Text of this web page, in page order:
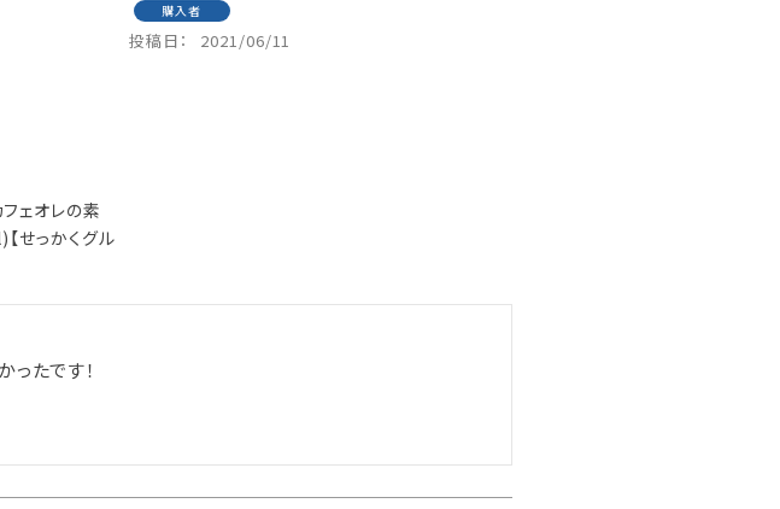
ェオレの素
せっかくグル
購入者
投稿日 2021/06/11
ったです！